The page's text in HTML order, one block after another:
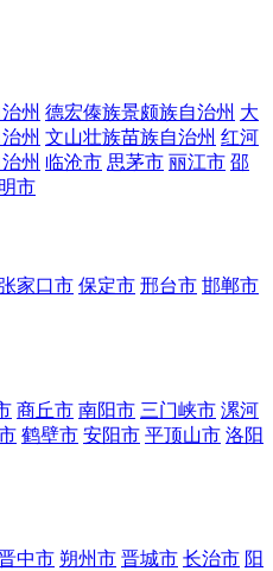
州 德宏傣族景颇族自治州 大
州 文山壮族苗族自治州 红河
州 临沧市 思茅市 丽江市 邵
市
家口市 保定市 邢台市 邯郸市
商丘市 南阳市 三门峡市 漯河
鹤壁市 安阳市 平顶山市 洛阳
中市 朔州市 晋城市 长治市 阳